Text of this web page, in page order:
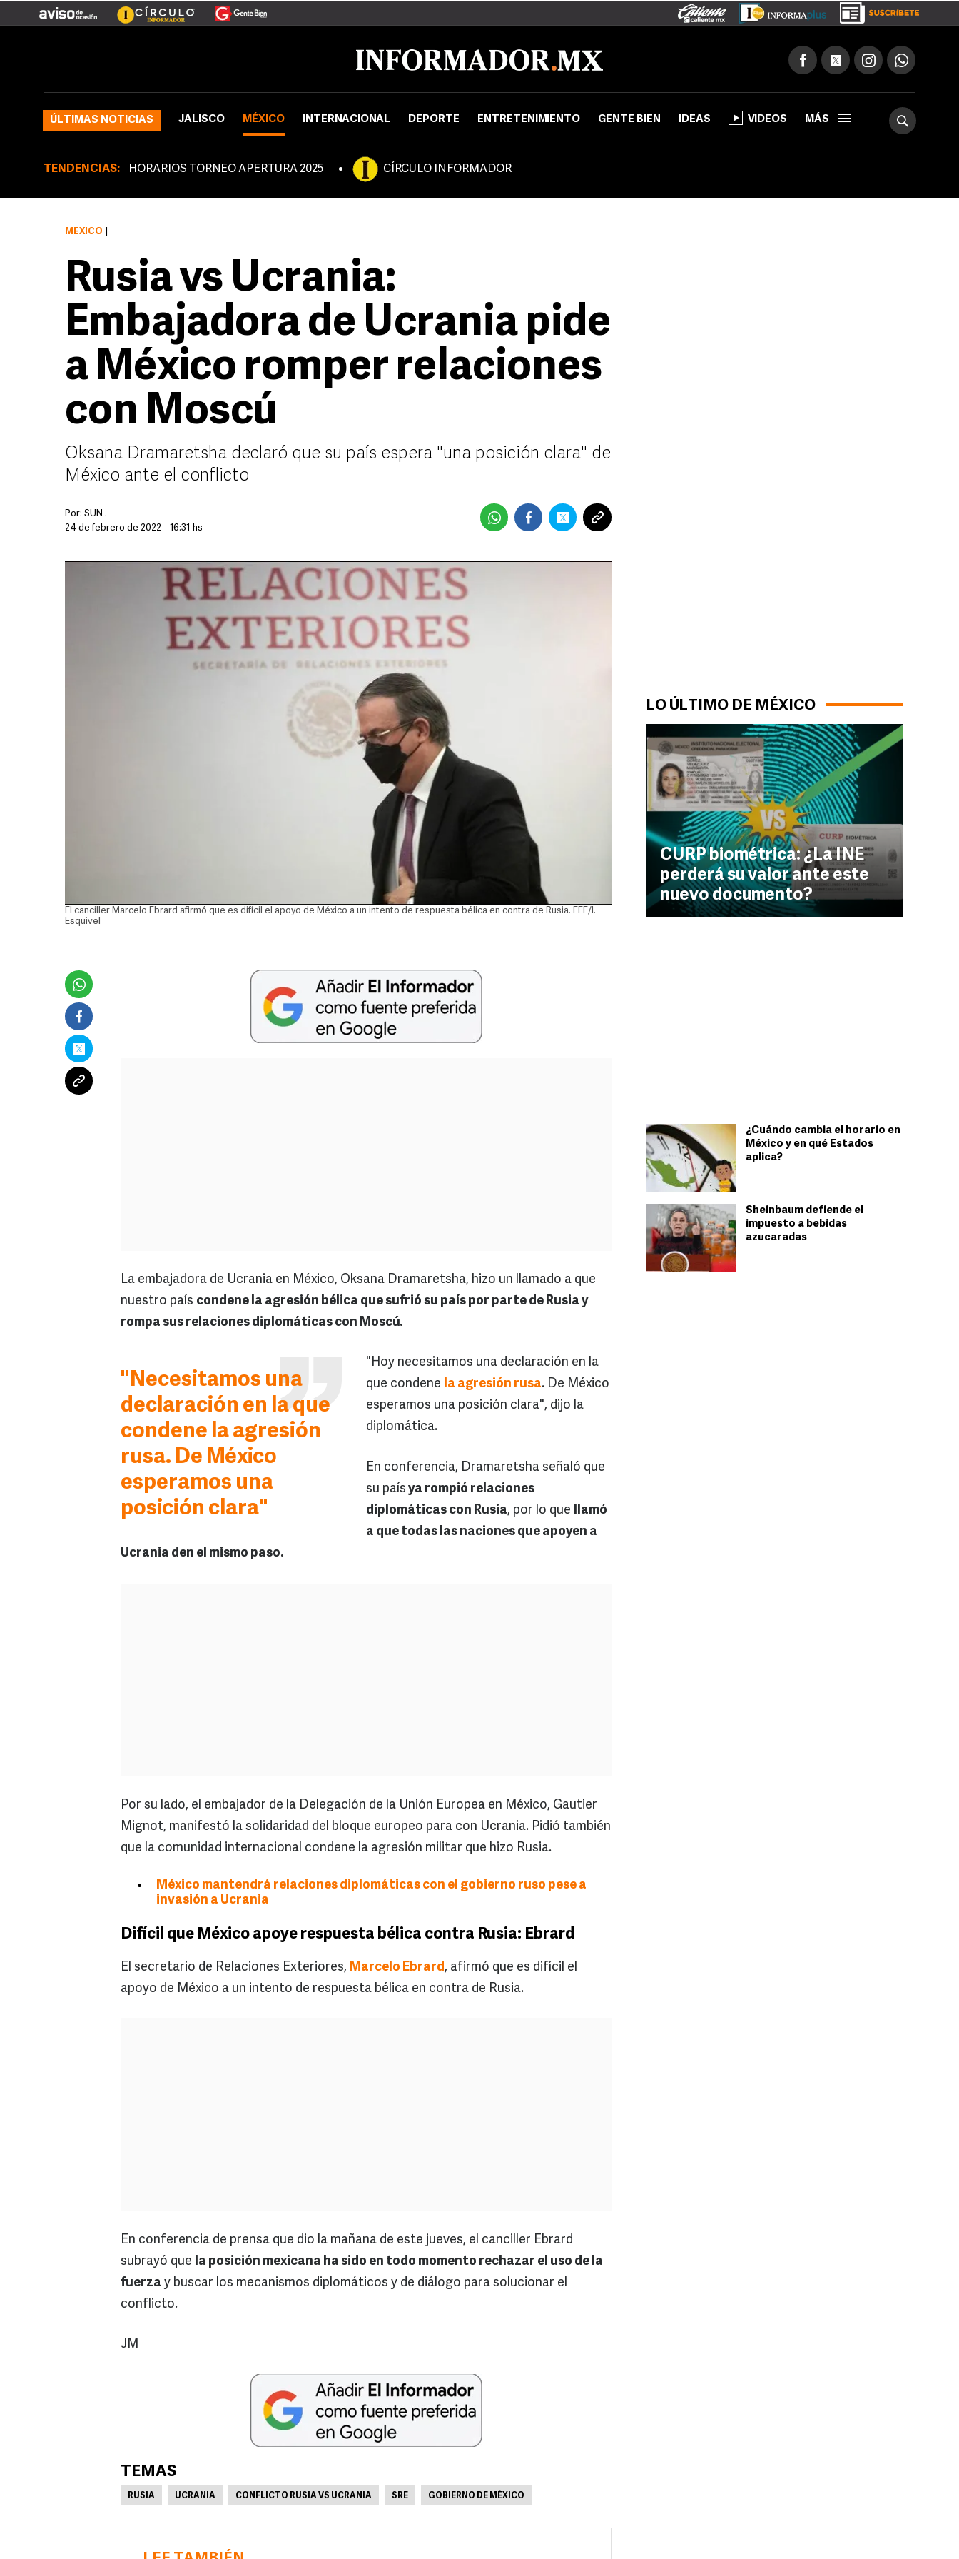
ÚLTIMAS NOTICIAS JALISCO MÉXICO INTERNACIONAL DEPORTE ENTRETENIMIENTO GENTE BIEN IDEAS VIDEOS MÁS
TENDENCIAS: HORARIOS TORNEO APERTURA 2025 CÍRCULO INFORMADOR
LO ÚLTIMO DE MÉXICO
CURP biométrica: ¿La INE
perderá su valor ante este
nuevo documento?
¿Cuándo cambia el horario en
México y en qué Estados
aplica?
Sheinbaum defiende el
impuesto a bebidas
azucaradas
MÉXICO
Rusia vs Ucrania:
Embajadora de Ucrania pide
a México romper relaciones
con Moscú
Oksana Dramaretsha declaró que su país espera "una posición clara" de
México ante el conflicto
Por: SUN .
24 de febrero de 2022 - 16:31 hs
El canciller Marcelo Ebrard afirmó que es difícil el apoyo de México a un intento de respuesta bélica en contra de Rusia. EFE/I.
Esquivel
La embajadora de Ucrania en México, Oksana Dramaretsha, hizo un llamado a que
nuestro país condene la agresión bélica que sufrió su país por parte de Rusia y
rompa sus relaciones diplomáticas con Moscú.
"Necesitamos una
declaración en la que
condene la agresión
rusa. De México
esperamos una
posición clara"
"Hoy necesitamos una declaración en la
que condene la agresión rusa. De México
esperamos una posición clara", dijo la
diplomática.
En conferencia, Dramaretsha señaló que
su país ya rompió relaciones
diplomáticas con Rusia, por lo que llamó
a que todas las naciones que apoyen a
Ucrania den el mismo paso.
Por su lado, el embajador de la Delegación de la Unión Europea en México, Gautier
Mignot, manifestó la solidaridad del bloque europeo para con Ucrania. Pidió también
que la comunidad internacional condene la agresión militar que hizo Rusia.
México mantendrá relaciones diplomáticas con el gobierno ruso pese a
invasión a Ucrania
Difícil que México apoye respuesta bélica contra Rusia: Ebrard
El secretario de Relaciones Exteriores, Marcelo Ebrard, afirmó que es difícil el
apoyo de México a un intento de respuesta bélica en contra de Rusia.
En conferencia de prensa que dio la mañana de este jueves, el canciller Ebrard
subrayó que la posición mexicana ha sido en todo momento rechazar el uso de la
fuerza y buscar los mecanismos diplomáticos y de diálogo para solucionar el
conflicto.
JM
TEMAS
RUSIA UCRANIA CONFLICTO RUSIA VS UCRANIA SRE GOBIERNO DE MÉXICO